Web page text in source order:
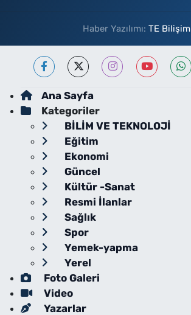
Haber Yazılımı: TE Bilişim
Ana Sayfa
Kategoriler
BİLİM VE TEKNOLOJİ
Eğitim
Ekonomi
Güncel
Kültür -Sanat
Resmi İlanlar
Sağlık
Spor
Yemek-yapma
Yerel
Foto Galeri
Video
Yazarlar